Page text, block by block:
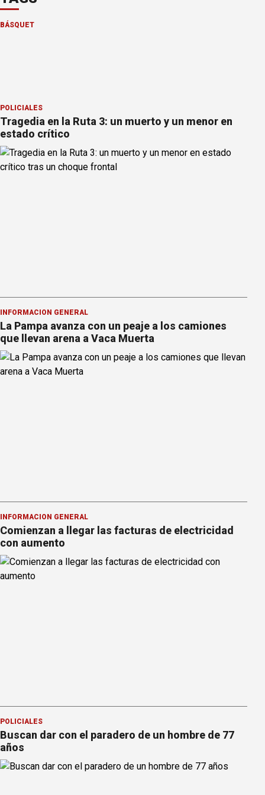
BÁSQUET
POLICIALES
Tragedia en la Ruta 3: un muerto y un menor en
estado crítico
INFORMACION GENERAL
La Pampa avanza con un peaje a los camiones
que llevan arena a Vaca Muerta
INFORMACION GENERAL
Comienzan a llegar las facturas de electricidad
con aumento
POLICIALES
Buscan dar con el paradero de un hombre de 77
años